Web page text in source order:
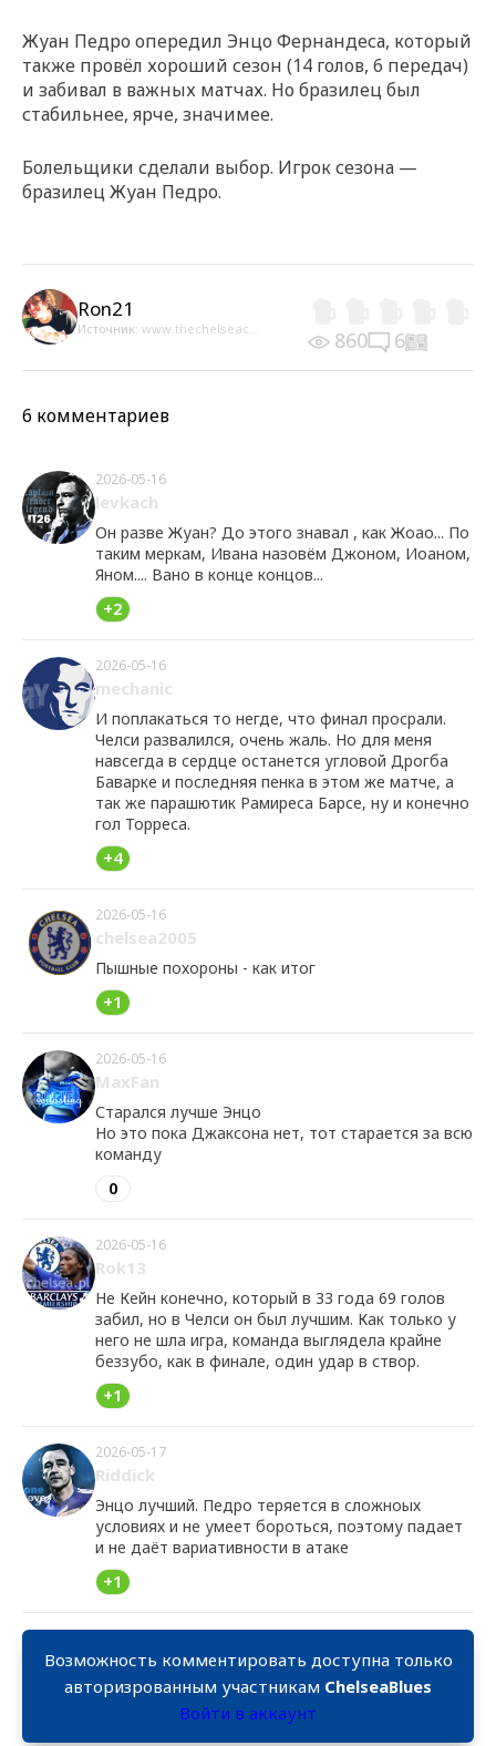
Жуан Педро опередил Энцо Фернандеса, который
также провёл хороший сезон (14 голов, 6 передач)
и забивал в важных матчах. Но бразилец был
стабильнее, ярче, значимее.
Болельщики сделали выбор. Игрок сезона —
бразилец Жуан Педро.
Ron21
Источник: www.thechelseac... 860 6
6 комментариев
2026-05-16
levkach
Он разве Жуан? До этого знавал , как Жоао... По
таким меркам, Ивана назовём Джоном, Иоаном,
Яном.... Вано в конце концов...
+2
2026-05-16
mechanic
И поплакаться то негде, что финал просрали.
Челси развалился, очень жаль. Но для меня
навсегда в сердце останется угловой Дрогба
Баварке и последняя пенка в этом же матче, а
так же парашютик Рамиреса Барсе, ну и конечно
гол Торреса.
+4
2026-05-16
chelsea2005
Пышные похороны - как итог
+1
2026-05-16
MaxFan
Старался лучше Энцо
Но это пока Джаксона нет, тот старается за всю
команду
0
2026-05-16
Rok13
Не Кейн конечно, который в 33 года 69 голов
забил, но в Челси он был лучшим. Как только у
него не шла игра, команда выглядела крайне
беззубо, как в финале, один удар в створ.
+1
2026-05-17
Riddick
Энцо лучший. Педро теряется в сложноых
условиях и не умеет бороться, поэтому падает
и не даёт вариативности в атаке
+1
Возможность комментировать доступна только
авторизрованным участникам ChelseaBlues
Войти в аккаунт